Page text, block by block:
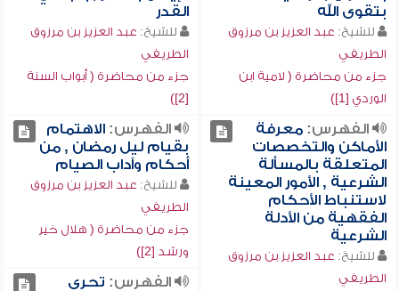
بتقوى الله
للشيخ: عبد العزيز بن مرزوق
الطريفي
جزء من محاضرة ( لامية ابن
الوردي [1])
القدر
للشيخ: عبد العزيز بن مرزوق
الطريفي
جزء من محاضرة ( أبواب السنة
[2])
الفهرس:معرفة
الأماكن والتخصصات
المتعلقة بالمسألة
الشرعية , الأمور المعينة
لاستنباط الأحكام
الفقهية من الأدلة
الشرعية
للشيخ: عبد العزيز بن مرزوق
الطريفي
الفهرس:الاهتمام
بقيام ليل رمضان , من
أحكام وآداب الصيام
للشيخ: عبد العزيز بن مرزوق
الطريفي
جزء من محاضرة ( هلال خير
ورشد [2])
الفهرس: تحري